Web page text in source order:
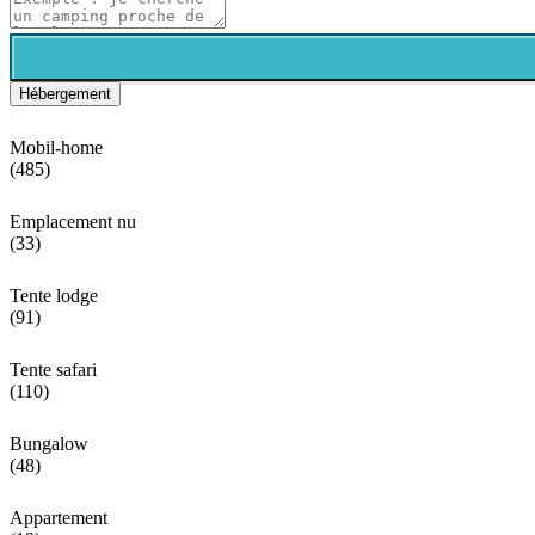
Hébergement
Mobil-home
(485)
Emplacement nu
(33)
Tente lodge
(91)
Tente safari
(110)
Bungalow
(48)
Appartement